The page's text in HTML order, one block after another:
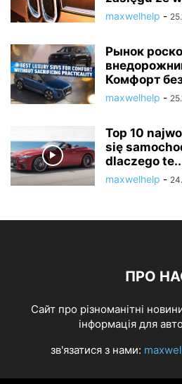
maxwelhelp -
Рынок
Комфорт
maxwelhelp -
Top 10
się
dlaczego
maxwelhelp -
ПРО
Cайт про різноманітні
інформація для
зв'язатися з нами: